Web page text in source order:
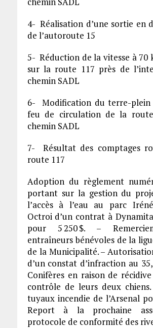
4- Réalisation d’une sortie en
de l’autoroute 15
5- Réduction de la vitesse à 70
sur la route 117 près de
chemin SADL
6- Modification du terre-
feu de circulation de la
chemin SADL
7- Résultat des comptages
route 117
Adoption du règlement
portant sur la gestion du
l’accès à l’eau au parc
Octroi d’un contrat à
pour 5 250 $. –
entraîneurs bénévoles de la
de la Municipalité. –
d’un constat d’infraction au
Conifères en raison de
contrôle de leurs deux
tuyaux incendie de l’Arsenal
Report à la prochaine
protocole de conformité des